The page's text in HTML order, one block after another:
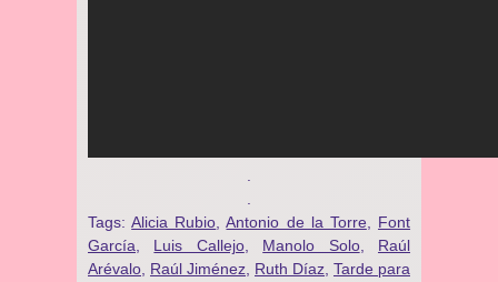
Tags:Alicia Rubio ,Antonio de la Torre
Font
García
Luis Callejo, Manolo Solo, Raúl
Arévalo Raúl Jiménez Ruth Díaz Tarde para